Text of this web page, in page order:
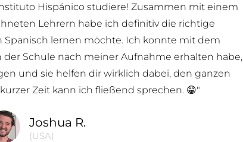
Hispánico studiere! Zusammen mit einem
Lehrern habe ich definitiv die richtige
Spanisch lernen möchte. Ich konnte mit dem
Schule nach meiner Aufnahme erhalten habe,
und sie helfen dir wirklich dabei, den ganzen
Zeit kann ich fließend sprechen. 😁"
Joshua R.
(USA)